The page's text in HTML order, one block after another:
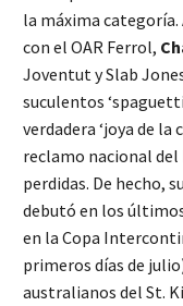
la máxima
con el OAR Ferrol,
Joventut y Slab
suculentos
verdadera ‘joya de
reclamo nacional del
perdidas. De hecho,
debutó en los
en la Copa
primeros días de
australianos del St.